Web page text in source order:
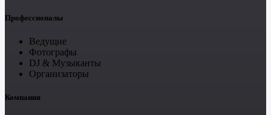
Профессионалы
Ведущие
Фотографы
DJ & Музыканты
Организаторы
Компания